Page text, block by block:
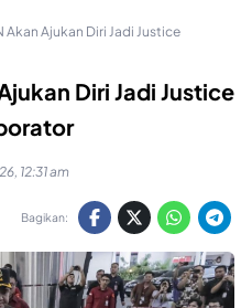
Akan Ajukan Diri Jadi Justice
Diri Jadi Justice
12:31 am
Bagikan: